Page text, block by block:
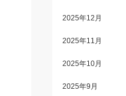
2025年12月
2025年11月
2025年10月
2025年9月